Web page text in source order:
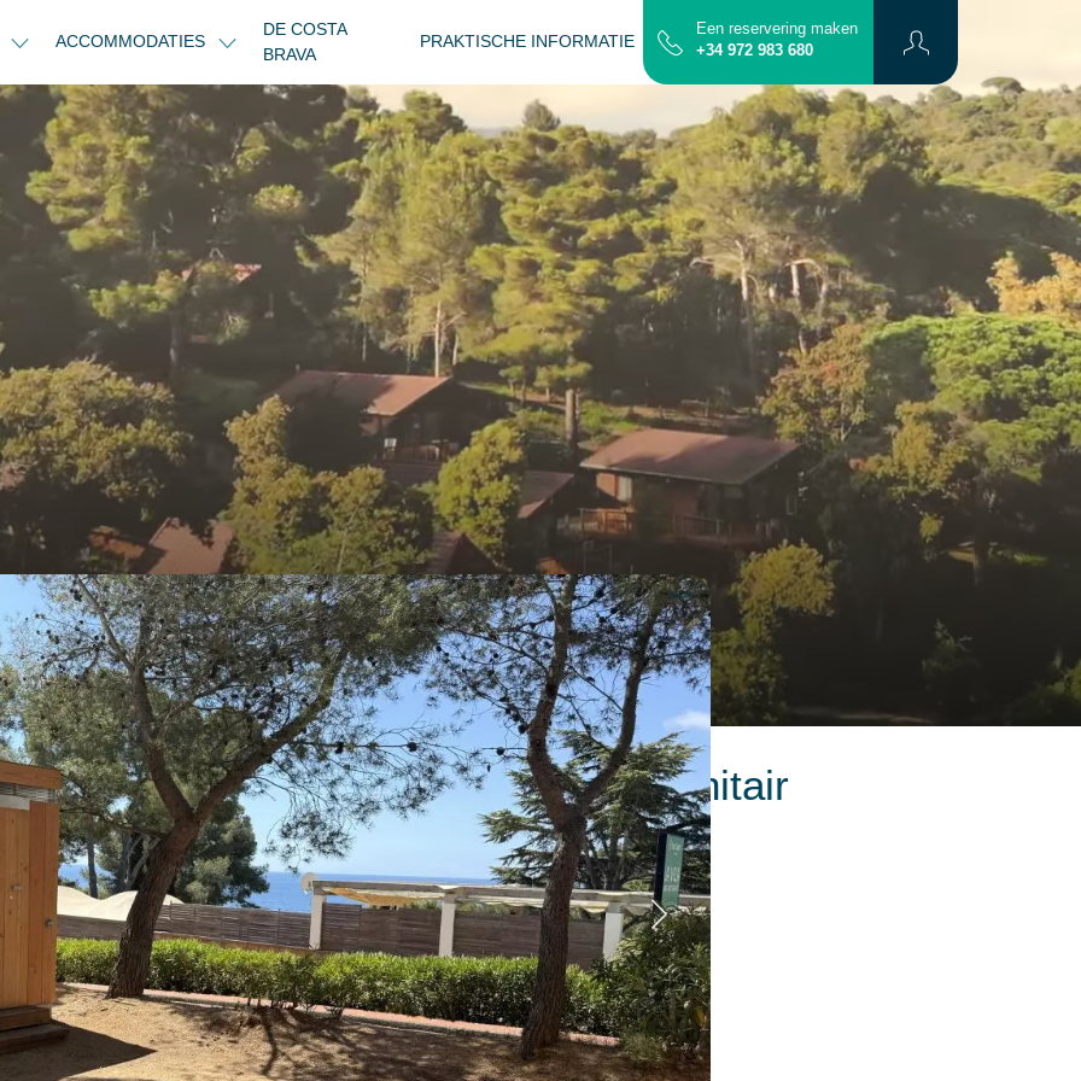
ACCOMMODATIES
DE COSTA
BRAVA
PRAKTISCHE INFORMATIE CONTACT PLATTERGROND
Een reservering maken
+34 972 983 680
kampeerplaats met privé sanitair
m² tot 90 m²